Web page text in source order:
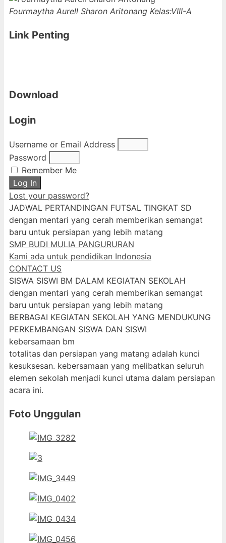
Fourmaytha Aurell Sharon Aritonang Kelas:VIII-A
Link Penting
Download
Login
Username or Email Address
Password
Remember Me
Log In
Lost your password?
JADWAL PERTANDINGAN FUTSAL TINGKAT SD
dengan mentari yang cerah memberikan semangat
baru untuk persiapan yang lebih matang
SMP BUDI MULIA PANGURURAN
Kami ada untuk pendidikan Indonesia
CONTACT US
SISWA SISWI BM DALAM KEGIATAN SEKOLAH
dengan mentari yang cerah memberikan semangat
baru untuk persiapan yang lebih matang
BERBAGAI KEGIATAN SEKOLAH YANG MENDUKUNG
PERKEMBANGAN SISWA DAN SISWI
kebersamaan bm
totalitas dan persiapan yang matang adalah kunci
kesuksesan. kebersamaan yang melibatkan seluruh
elemen sekolah menjadi kunci utama dalam persiapan
acara ini.
Foto Unggulan